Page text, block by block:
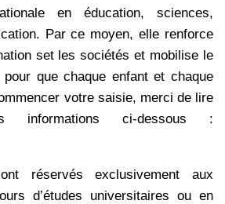
en éducation, sciences,
Par ce moyen, elle renforce
set les sociétés et mobilise le
que chaque enfant et chaque
votre saisie, merci de lire
informations ci-dessous :
réservés exclusivement aux
d’études universitaires ou en